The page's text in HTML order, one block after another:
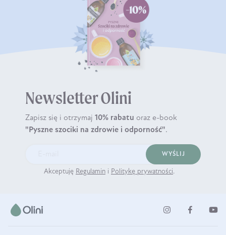
Newsletter Olini
Zapisz się i otrzymaj 10% rabatu oraz e-book
"Pyszne szociki na zdrowie i odporność".
WYŚLIJ
Akceptuję Regulamin i Politykę prywatności.